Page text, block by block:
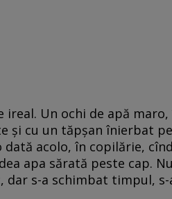
ireal. Un ochi de apă
şi cu un tăpşan înierbat
dată acolo, în copilărie,
apa sărată peste cap.
dar s-a schimbat timpul,